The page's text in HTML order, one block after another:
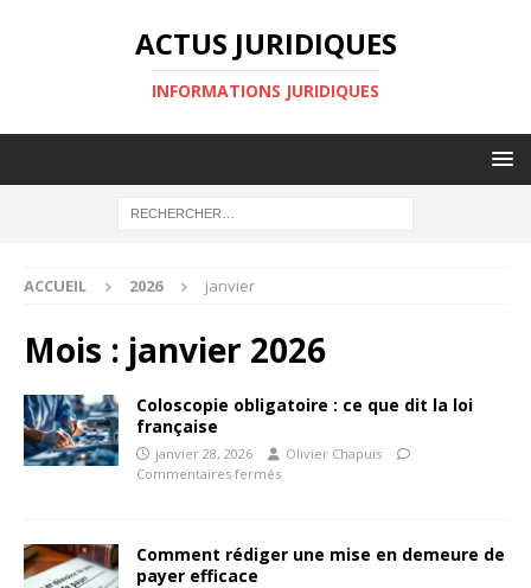
ACTUS JURIDIQUES
INFORMATIONS JURIDIQUES
ACCUEIL 2026 janvier
Mois : janvier 2026
Coloscopie obligatoire : ce que dit la loi
française
janvier 28, 2026
Olivier Chapuis
Commentaires fermés
Comment rédiger une mise en demeure de
payer efficace